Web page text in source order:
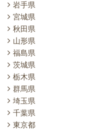
岩手県
宮城県
秋田県
山形県
福島県
茨城県
栃木県
群馬県
埼玉県
千葉県
東京都